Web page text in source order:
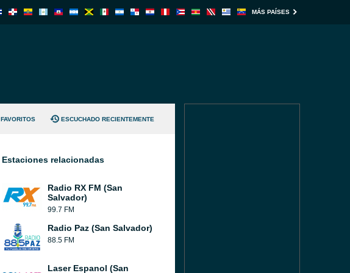
MÁS PAÍSES
FAVORITOS ESCUCHADO RECIENTEMENTE
Estaciones relacionadas
Radio RX FM (San
Salvador)
99.7 FM
Radio Paz (San Salvador)
88.5 FM
Laser Espanol (San